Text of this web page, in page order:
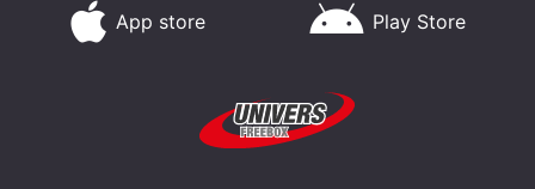
App store Play Store